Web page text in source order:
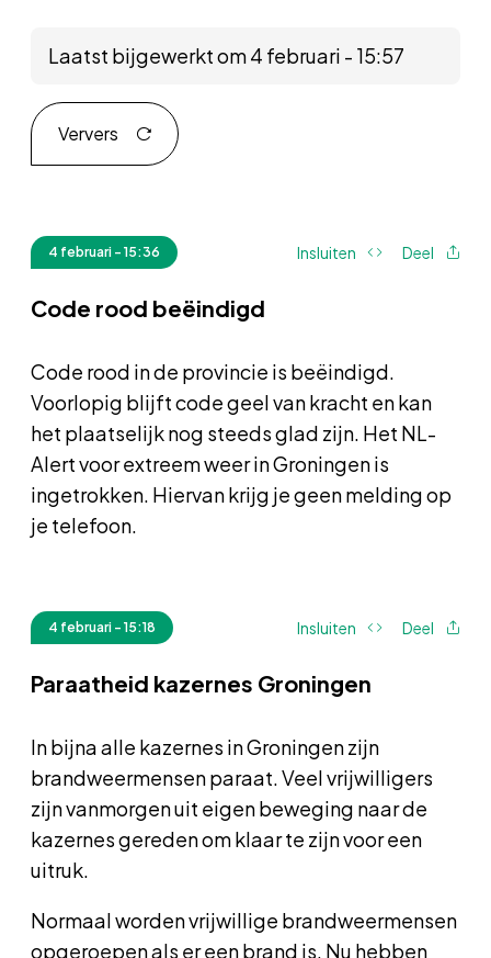
Laatst bijgewerkt om 4 februari - 15:57
Ververs
4 februari - 15:36 Insluiten Deel
Code rood beëindigd
Code rood in de provincie is beëindigd.
Voorlopig blijft code geel van kracht en kan
het plaatselijk nog steeds glad zijn. Het NL-
Alert voor extreem weer in Groningen is
ingetrokken. Hiervan krijg je geen melding op
je telefoon.
4 februari - 15:18 Insluiten Deel
Paraatheid kazernes Groningen
In bijna alle kazernes in Groningen zijn
brandweermensen paraat. Veel vrijwilligers
zijn vanmorgen uit eigen beweging naar de
kazernes gereden om klaar te zijn voor een
uitruk.
Normaal worden vrijwillige brandweermensen
opgeroepen als er een brand is. Nu hebben